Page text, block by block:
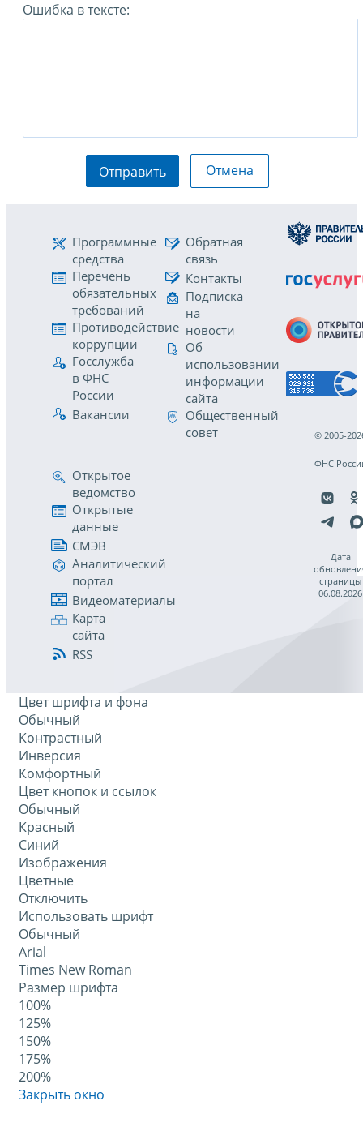
Ошибка в тексте:
Отправить Отмена
Программные
средства
Перечень
обязательных
требований
Противодействие
коррупции
Госслужба
в ФНС
России
Вакансии
Обратная
связь
Контакты
Подписка
на
новости
Об
использовании
информации
сайта
Общественный
совет
Открытое
ведомство
Открытые
данные
СМЭВ
Аналитический
портал
Видеоматериалы
Карта
сайта
RSS
© 2005-
ФНС
Дата
страницы
06.08.2026
Цвет шрифта и фона
Обычный
Контрастный
Инверсия
Комфортный
Цвет кнопок и ссылок
Обычный
Красный
Синий
Изображения
Цветные
Отключить
Использовать шрифт
Обычный
Arial
Times New Roman
Размер шрифта
100%
125%
150%
175%
200%
Закрыть окно